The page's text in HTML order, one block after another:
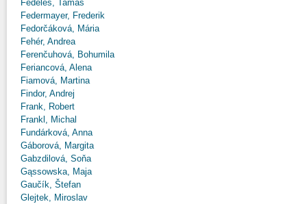
Fedeles, Tamás
Federmayer, Frederik
Fedorčáková, Mária
Fehér, Andrea
Ferenčuhová, Bohumila
Feriancová, Alena
Fiamová, Martina
Findor, Andrej
Frank, Robert
Frankl, Michal
Fundárková, Anna
Gáborová, Margita
Gabzdilová, Soňa
Gąssowska, Maja
Gaučík, Štefan
Glejtek, Miroslav